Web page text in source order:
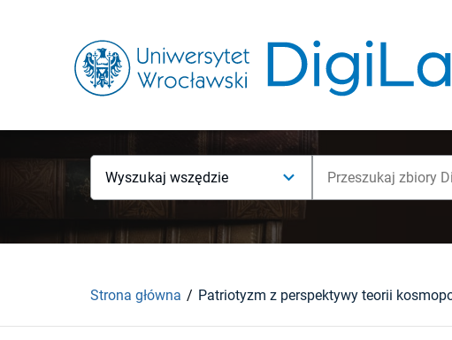
Wyszukaj wszędzie
Strona główna